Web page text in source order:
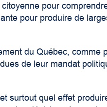
pour
pour produire de
du Québec, comme
de leur mandat
surtout quel effet